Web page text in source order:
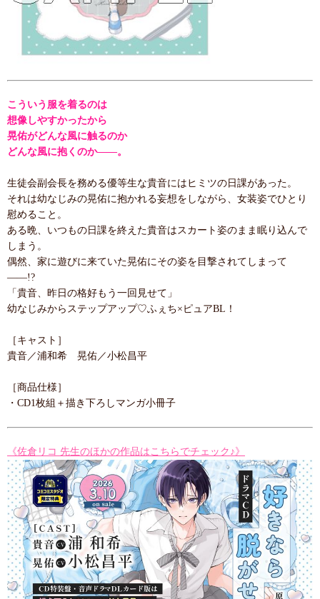
こういう服を着るのは
想像しやすかったから
晃佑がどんな風に触るのか
どんな風に抱くのか――。
生徒会副会長を務める優等生な貴音にはヒミツの日課があった。
それは幼なじみの晃佑に抱かれる妄想をしながら、女装姿でひとり
慰めること。
ある晩、いつもの日課を終えた貴音はスカート姿のまま眠り込んで
しまう。
偶然、家に遊びに来ていた晃佑にその姿を目撃されてしまって
――!?
「貴音、昨日の格好もう一回見せて」
幼なじみからステップアップ♡ふぇち×ピュアBL！
［キャスト］
貴音／浦和希 晃佑／小松昌平
［商品仕様］
・CD1枚組＋描き下ろしマンガ小冊子
《佐倉リコ 先生のほかの作品はこちらでチェック♪》